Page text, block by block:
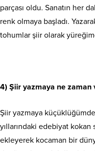
parçası oldu. Sanatın her
renk olmaya başladı.
tohumlar şiir olarak
4) Şiir yazmaya ne zaman
Şiir yazmaya
yıllarındaki edebiyat kokan
ekleyerek kocaman bir